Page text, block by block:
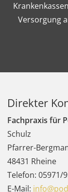
Versorgung
Direkter
Fachpraxis für
Schulz
Pfarrer-
48431 Rheine
Telefon: 05971/
E-Mail: